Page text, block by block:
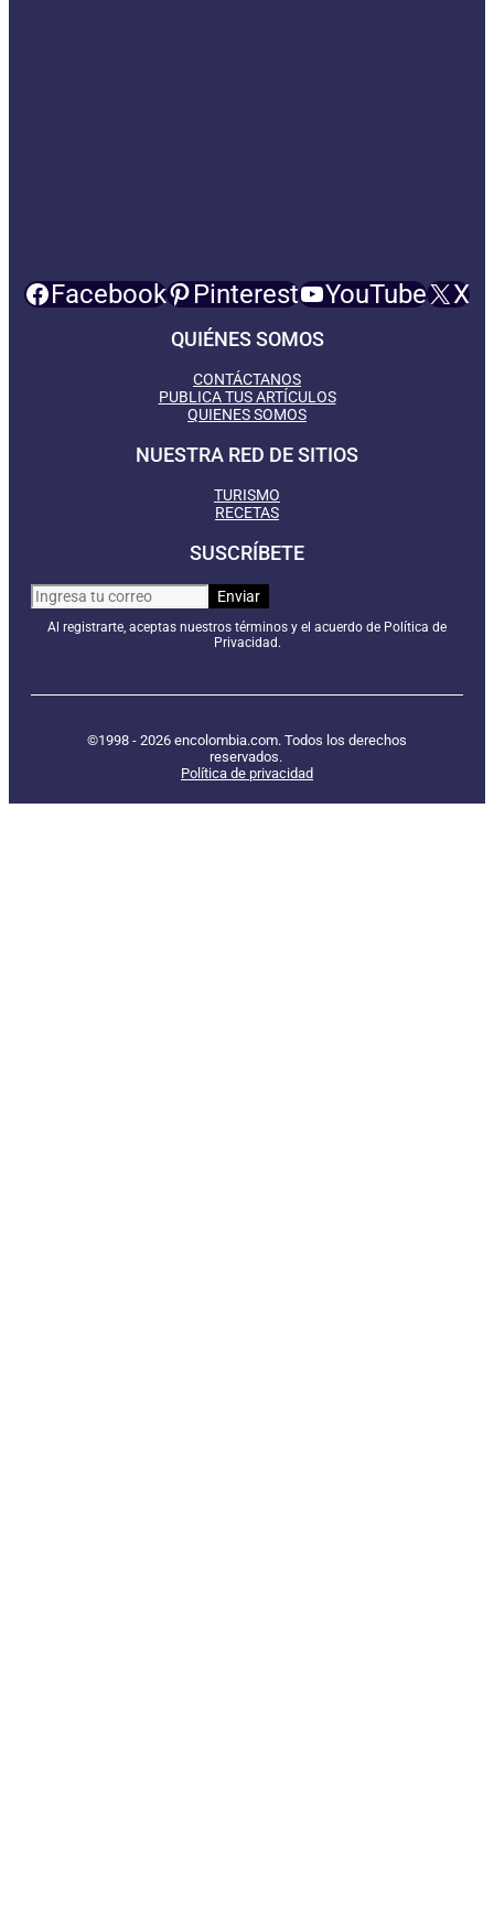
Facebook Pinterest YouTube X
QUIÉNES SOMOS
CONTÁCTANOS
PUBLICA TUS ARTÍCULOS
QUIENES SOMOS
NUESTRA RED DE SITIOS
TURISMO
RECETAS
SUSCRÍBETE
Al registrarte, aceptas nuestros términos y el acuerdo de Política de
Privacidad.
©1998 - 2026 encolombia.com. Todos los derechos
reservados.
Política de privacidad